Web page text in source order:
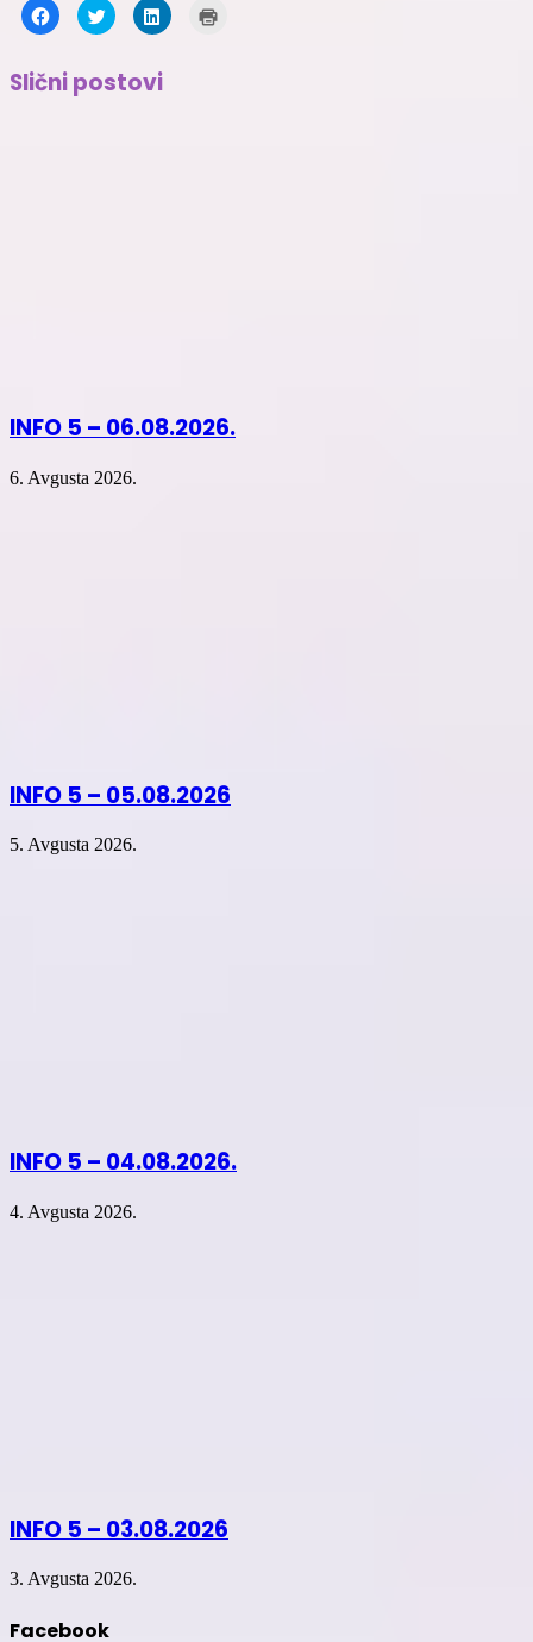
Click
to
share
Facebook
(Opens
in
Click
to
share
(Opens
in
Click
to
Slični postovi
INFO 5 – 06.08.2026.
6. Avgusta 2026.
INFO 5 – 05.08.2026
5. Avgusta 2026.
INFO 5 – 04.08.2026.
4. Avgusta 2026.
INFO 5 – 03.08.2026
3. Avgusta 2026.
Facebook